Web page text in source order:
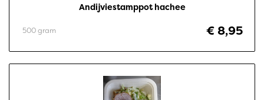
Andijviestamppot hachee
€ 8,95
500 gram